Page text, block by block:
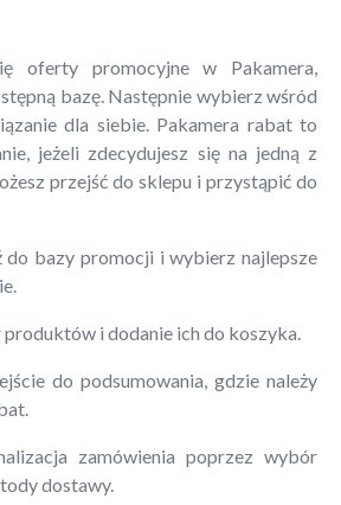
oferty promocyjne w Pakamera,
bazę. Następnie wybierz wśród
dla siebie. Pakamera rabat to
jeżeli zdecydujesz się na jedną z
przejść do sklepu i przystąpić do
do bazy promocji i wybierz najlepsze
i dodanie ich do koszyka.
do podsumowania, gdzie należy
zamówienia poprzez wybór
dostawy.